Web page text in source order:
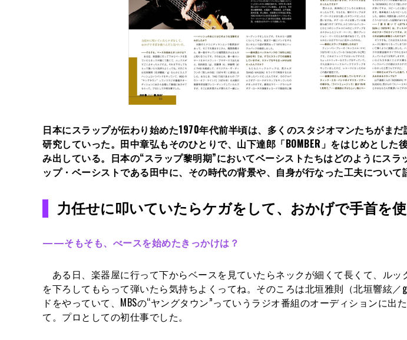
日本にスラップが伝わり始めた1970年代前半頃は、多くのスタジオマンたちがま
研究していった。田中章弘もそのひとりで、山下達郎「BOMBER」をはじめとした
み出している。日本の“スラップ黎明期”においてベーシストたちはどのようにス
ップ・ベーシストである田中に、その時代の背景や、自身が行なった工夫について
力任せに叩いていたらケガをして、おかげで手首を
——そもそも、べースを始めたきっかけは？
ある日、楽器屋に行って下からベースを見ていたらネックが細くて長くて、ル
を下ろしてもらって弾いたら気持ちよくってね。そのころは北垣雅則（北垣響絃
ドをやっていて、MBSの“ヤングタウン”っていうラジオ番組のオーディションに出
て。プロとしての初仕事でした。